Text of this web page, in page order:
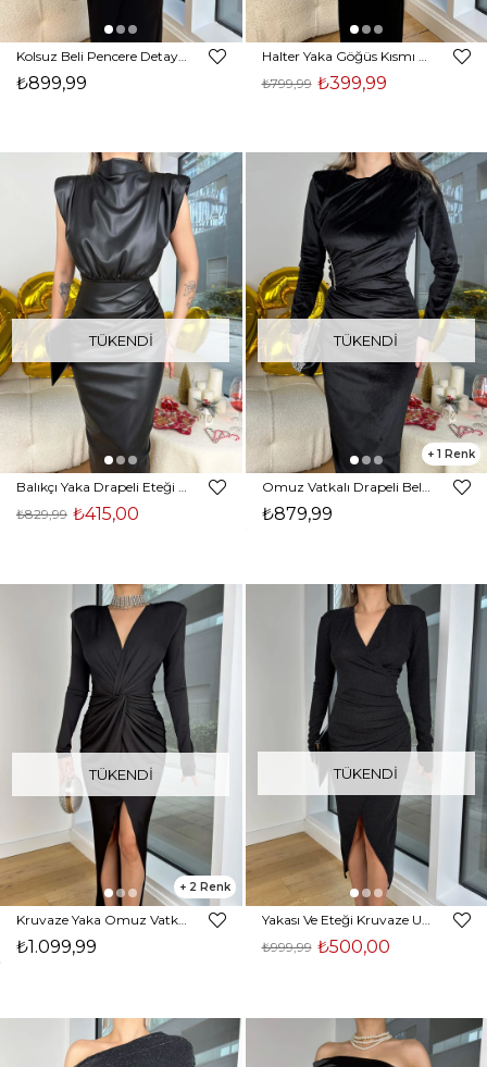
₺899,99 ₺399,99
₺799,99
TÜKENDI
Balıkçı Yaka Drapeli Eteği Kruvaze Vegan Deri Fengel Siyah Kadın Midi Elbise 25K422
₺415,00
₺829,99
TÜKENDI
1
Omuz Vatkalı Drapeli Bel Kısmı Aksesuarlı Dezide Siyah Kadın Kadife Elbise 25K419
₺879,99
TÜKENDI
2
Kruvaze Yaka Omuz Vatkalı Önü Büzgülü Aldrin Siyah Kadın Elbise 25K415
₺1.099,99
TÜKENDI
Yakası Ve Eteği Kruvaze Uzun Kol Kinton Siyah Simli Kadın Midi Elbise 25K409
₺500,00
₺999,99